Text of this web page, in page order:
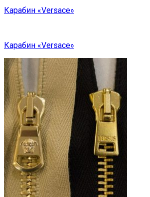
Карабин «Versace»
Карабин «Versace»